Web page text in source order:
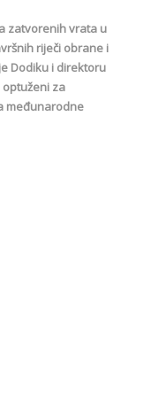
zatvorenih vrata u
riječi obrane i
Dodiku i direktoru
optuženi za
međunarodne